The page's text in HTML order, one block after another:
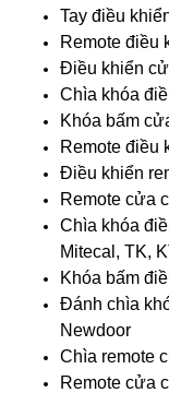
Tay điều
Remote điều
Điều khiển
Chìa khóa
Khóa bấm
Remote điều
Điều khiển
Remote cửa
Chìa khóa
Mitecal, TK,
Khóa bấm
Đánh chìa
Newdoor
Chìa remote
Remote cửa